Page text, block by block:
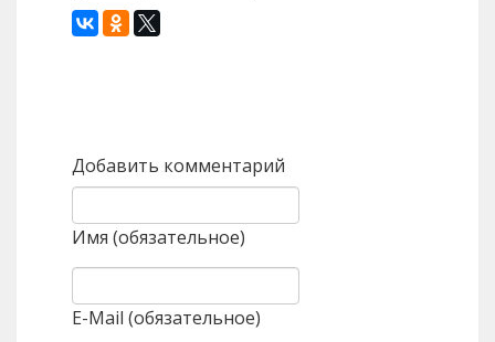
Добавить комментарий
Имя (обязательное)
E-Mail (обязательное)